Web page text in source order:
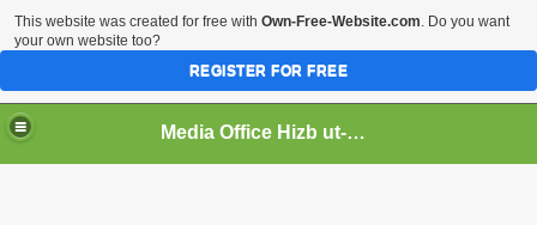
Media Office Hizb ut-Tahrir Pakistan
This website was created for free with Own-Free-Website.com. Do you want
your own website too?
REGISTER FOR FREE